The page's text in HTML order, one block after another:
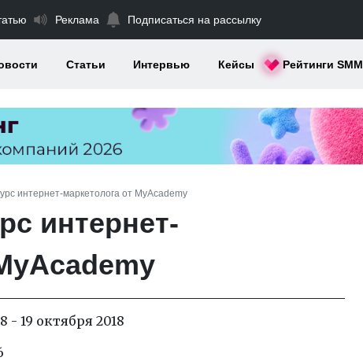
Реклама Подписаться на рассылку
Статьи Интервью Кейсы Рейтинги SMM
интернет-маркетолога от MyAcademy
интернет-
- 19 октября 2018